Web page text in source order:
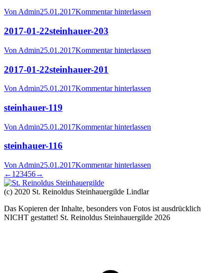
Von Admin25.01.2017Kommentar hinterlassen
2017-01-22steinhauer-203
Von Admin25.01.2017Kommentar hinterlassen
2017-01-22steinhauer-201
Von Admin25.01.2017Kommentar hinterlassen
steinhauer-119
Von Admin25.01.2017Kommentar hinterlassen
steinhauer-116
Von Admin25.01.2017Kommentar hinterlassen
← 1 23456→
(c) 2020 St. Reinoldus Steinhauergilde Lindlar
Das Kopieren der Inhalte, besonders von Fotos ist ausdrücklich
NICHT gestattet! St. Reinoldus Steinhauergilde 2026